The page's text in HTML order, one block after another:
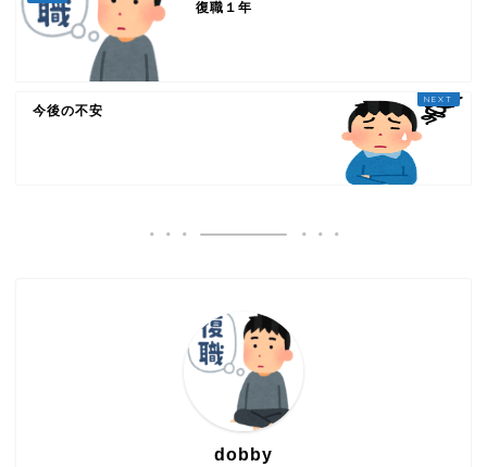
復職１年
今後の不安
dobby